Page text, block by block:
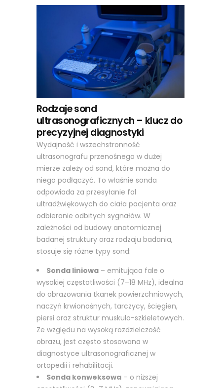
Rodzaje sond
ultrasonograficznych – klucz do
precyzyjnej diagnostyki
Wydajność i wszechstronność
ultrasonografu przenośnego w dużej
mierze zależy od sond, które można do
niego podłączyć. To właśnie sonda
odpowiada za przesyłanie fal
ultradźwiękowych do ciała pacjenta oraz
odbieranie odbitych sygnałów. W
zależności od budowy anatomicznej
badanej struktury oraz rodzaju badania,
stosuje się różne typy sond:
Sonda liniowa – emitująca fale o
wysokiej częstotliwości (7–18 MHz), idealna
do obrazowania tkanek powierzchniowych,
naczyń krwionośnych, tarczycy, ścięgien,
piersi oraz struktur muskulo-szkieletowych.
Ze względu na wysoką rozdzielczość
obrazu, jest często stosowana w
diagnostyce ultrasonograficznej w
ortopedii i rehabilitacji.
Sonda konweksowa – o niższej